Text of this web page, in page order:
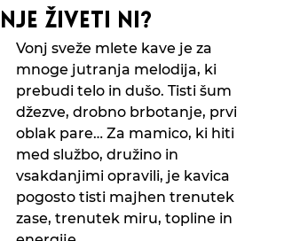
nje živeti ni?
Vonj sveže mlete kave je za
mnoge jutranja melodija, ki
prebudi telo in dušo. Tisti šum
džezve, drobno brbotanje, prvi
oblak pare… Za mamico, ki hiti
med službo, družino in
vsakdanjimi opravili, je kavica
pogosto tisti majhen trenutek
zase, trenutek miru, topline in